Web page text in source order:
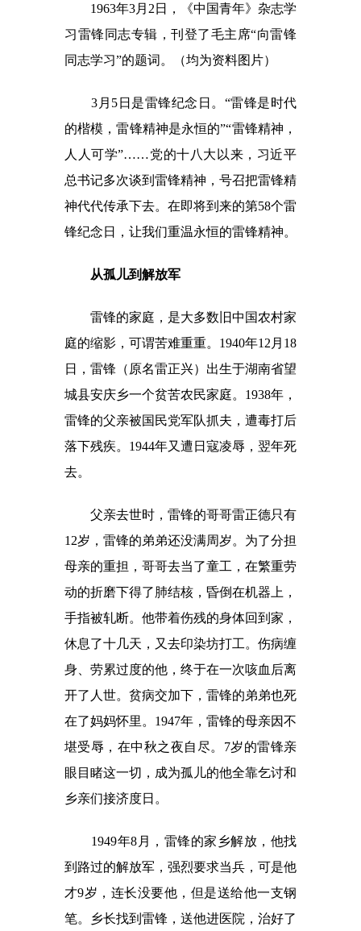
1963年3月2日，《中国青年》杂志学
习雷锋同志专辑，刊登了毛主席“向雷锋
同志学习”的题词。（均为资料图片）
3月5日是雷锋纪念日。“雷锋是时代
的楷模，雷锋精神是永恒的”“雷锋精神，
人人可学”……党的十八大以来，习近平
总书记多次谈到雷锋精神，号召把雷锋精
神代代传承下去。在即将到来的第58个雷
锋纪念日，让我们重温永恒的雷锋精神。
从孤儿到解放军
雷锋的家庭，是大多数旧中国农村家
庭的缩影，可谓苦难重重。1940年12月18
日，雷锋（原名雷正兴）出生于湖南省望
城县安庆乡一个贫苦农民家庭。1938年，
雷锋的父亲被国民党军队抓夫，遭毒打后
落下残疾。1944年又遭日寇凌辱，翌年死
去。
父亲去世时，雷锋的哥哥雷正德只有
12岁，雷锋的弟弟还没满周岁。为了分担
母亲的重担，哥哥去当了童工，在繁重劳
动的折磨下得了肺结核，昏倒在机器上，
手指被轧断。他带着伤残的身体回到家，
休息了十几天，又去印染坊打工。伤病缠
身、劳累过度的他，终于在一次咳血后离
开了人世。贫病交加下，雷锋的弟弟也死
在了妈妈怀里。1947年，雷锋的母亲因不
堪受辱，在中秋之夜自尽。7岁的雷锋亲
眼目睹这一切，成为孤儿的他全靠乞讨和
乡亲们接济度日。
1949年8月，雷锋的家乡解放，他找
到路过的解放军，强烈要求当兵，可是他
才9岁，连长没要他，但是送给他一支钢
笔。乡长找到雷锋，送他进医院，治好了